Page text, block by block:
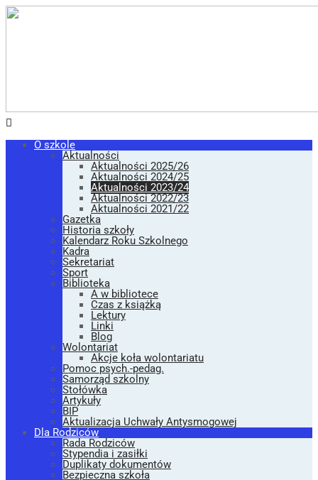
O szkole
Aktualności
Aktualności 2025/26
Aktualności 2024/25
Aktualności 2023/24
Aktualności 2022/23
Aktualności 2021/22
Gazetka
Historia szkoły
Kalendarz Roku Szkolnego
Kadra
Sekretariat
Sport
Biblioteka
A w bibliotece
Czas z książką
Lektury
Linki
Blog
Wolontariat
Akcje koła wolontariatu
Pomoc psych.-pedag.
Samorząd szkolny
Stołówka
Artykuły
BIP
Aktualizacja Uchwały Antysmogowej
Dla Rodziców
Rada Rodziców
Stypendia i zasiłki
Duplikaty dokumentów
Bezpieczna szkoła